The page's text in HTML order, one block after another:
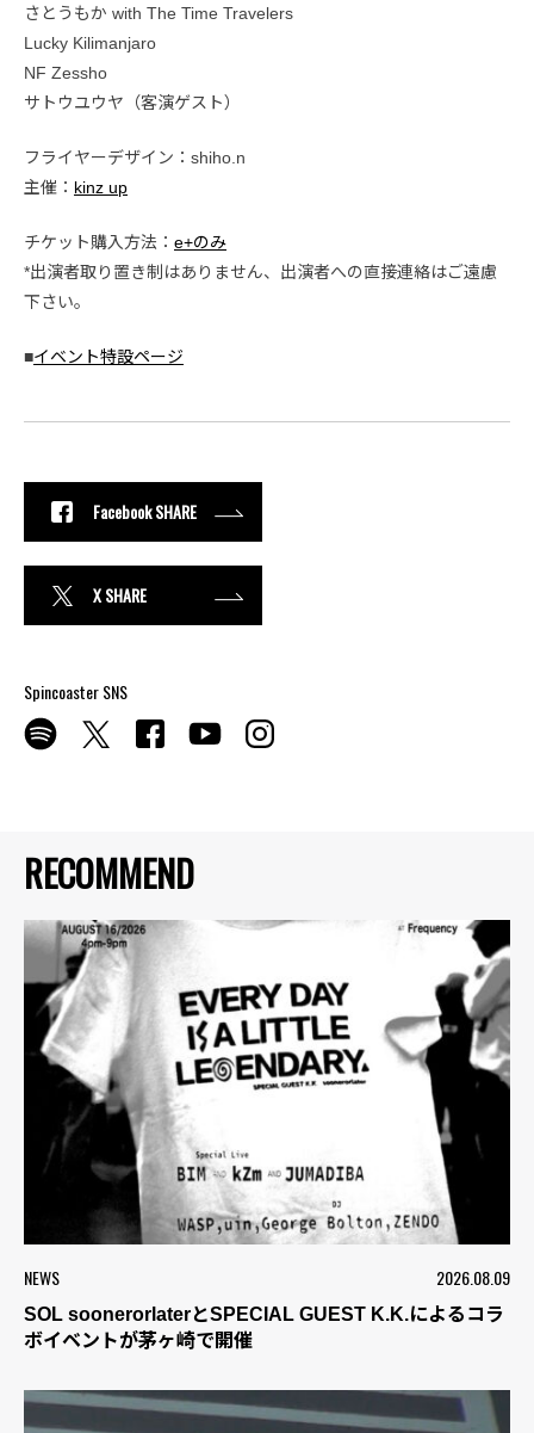
RECOMMEND
NEWS 2026.08.09
SOL soonerorlaterとSPECIAL GUEST K.K.によるコラ
ボイベントが茅ヶ崎で開催
さとうもか with The Time Travelers
Lucky Kilimanjaro
NF Zessho
サトウユウヤ（客演ゲスト）
フライヤーデザイン：shiho.n
主催： kinz up
チケット購入方法： e+のみ
*出演者取り置き制はありません、出演者への直接連絡はご遠慮
下さい。
■イベント特設ページ
Facebook SHARE
X SHARE
Spincoaster SNS